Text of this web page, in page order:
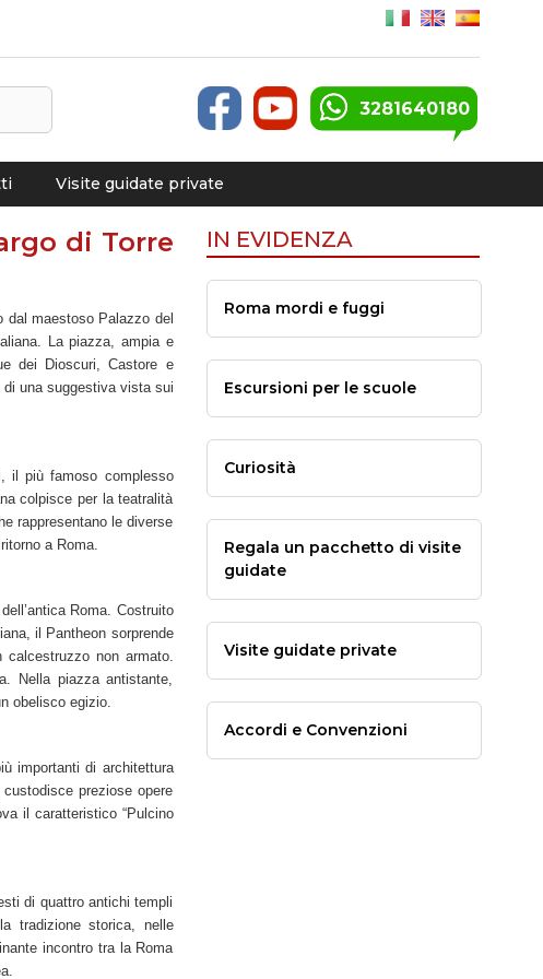
3281640180
Visite guidate private
di Torre
dal maestoso Palazzo del
La piazza, ampia e
dei Dioscuri, Castore e
una suggestiva vista sui
il più famoso complesso
colpisce per la teatralità
rappresentano le diverse
a Roma.
Roma. Costruito
il Pantheon sorprende
non armato.
Nella piazza antistante,
obelisco egizio.
importanti di architettura
preziose opere
il caratteristico “Pulcino
di quattro antichi templi
tradizione storica, nelle
incontro tra la Roma
IN EVIDENZA
Roma mordi e fuggi
Escursioni per le scuole
Curiosità
Regala un pacchetto di visite
guidate
Visite guidate private
Accordi e Convenzioni